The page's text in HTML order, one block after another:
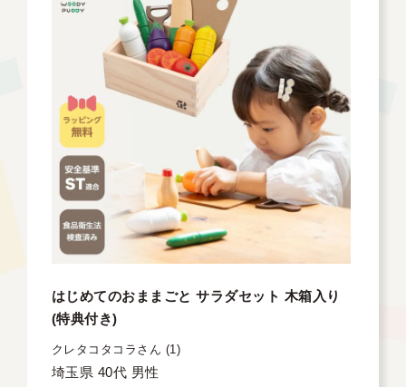
はじめてのおままごと サラダセット 木箱入り
(特典付き)
クレタコタコラ 1
埼玉県 40代 男性